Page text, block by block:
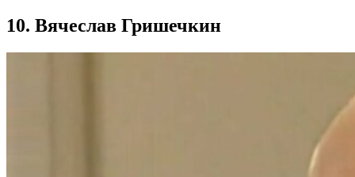
10. Вячеслав Гришечкин